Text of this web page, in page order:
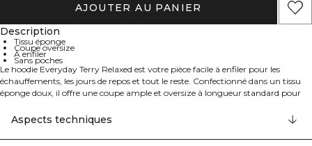
AJOUTER AU PANIER
Description
Tissu éponge
Coupe oversize
À enfiler
Sans poches
Le hoodie Everyday Terry Relaxed est votre pièce facile à enfiler pour les
échauffements, les jours de repos et tout le reste. Confectionné dans un tissu
éponge doux, il offre une coupe ample et oversize à longueur standard pour
épuré et sans poche, tandis que la capuche apporte une sensation douillette
quand la température baisse. Simple, polyvalent et conçu pour le quotidien, il
se marie avec tout, du jogging au jean.
Aspects techniques